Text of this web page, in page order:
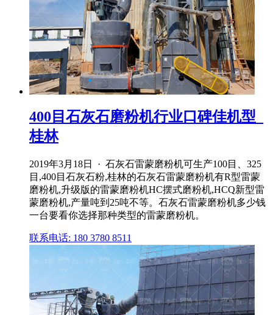
400目石灰石磨粉机行业口碑佳机型_
桂林
2019年3月18日 · 石灰石雷蒙磨粉机可生产100目、325
目,400目石灰石粉,桂林的石灰石雷蒙磨粉机有R型雷蒙
磨粉机,升级版的雷蒙磨粉机HC摆式磨粉机,HCQ新型雷
蒙磨粉机,产量吨到25吨不等。石灰石雷蒙磨粉机多少钱
一台要看你选择那种类型的雷蒙磨粉机。
联系电话: 180 3780 8511